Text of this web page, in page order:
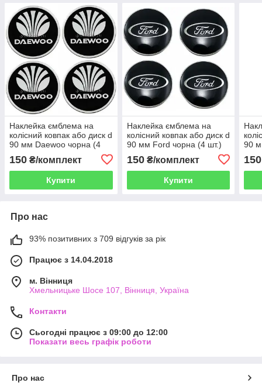
Наклейка ємблема на
колісний ковпак або диск d
90 мм Daewoo чорна (4
150 ₴/комплект
Купити
Наклейка ємблема на
колісний ковпак або диск d
90 мм Ford чорна (4 шт.)
150₴/комплект
Купити
90
150
Про нас
93% позитивних з 709 відгуків за рік
Працює з 14.04.2018
м. Вінниця
Хмельницьке Шосе 107, Вінниця, Україна
Контакти
Сьогодні працює з 09:00 до 12:00
Показати весь графік роботи
Про нас